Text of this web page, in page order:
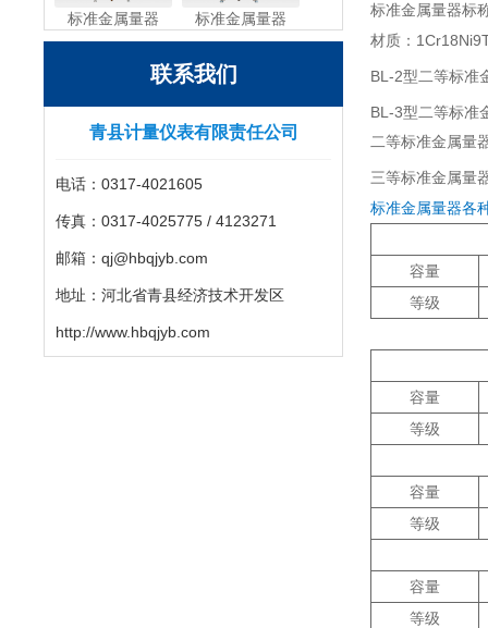
标准金属量器 标准金属量器
联系我们
青县计量仪表有限责任公司
电话：0317-4021605
传真：0317-4025775 / 4123271
邮箱：qj@hbqjyb.com
地址：河北省青县经济技术开发区
http://www.hbqjyb.com
标准金属量器标
材质：
BL-2型二等标准
BL-3型二等标准
二等标准金属量
三等标准金属量
标准金属量器各
容量
等级
容量
等级
容量
等级
容量
等级